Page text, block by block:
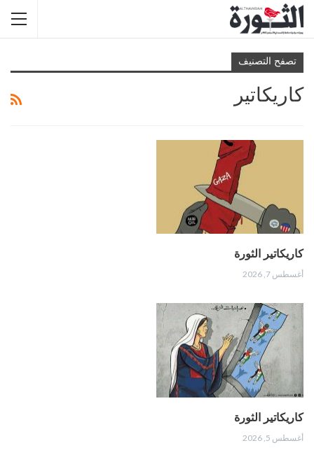
تصفح التصنيف
كاريكاتير
كاريكاتير الثورة
أغسطس 7, 2026
كاريكاتير الثورة
أغسطس 5, 2026